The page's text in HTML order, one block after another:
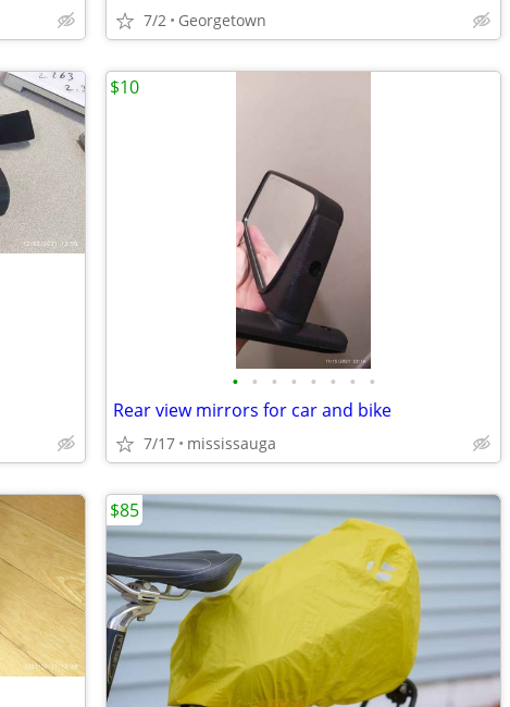
7/2 Georgetown
• • • • • • • •
Rear view mirrors for car and bike
7/17 mississauga
$10
$85